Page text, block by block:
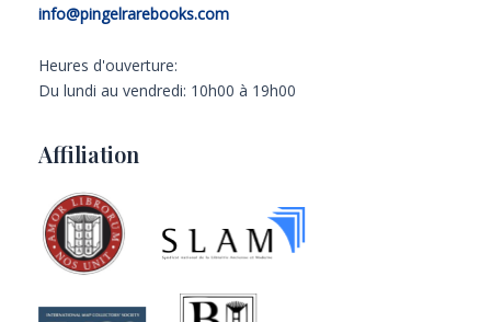
info@pingelrarebooks.com
Heures d'ouverture:
Du lundi au vendredi: 10h00 à 19h00
Affiliation